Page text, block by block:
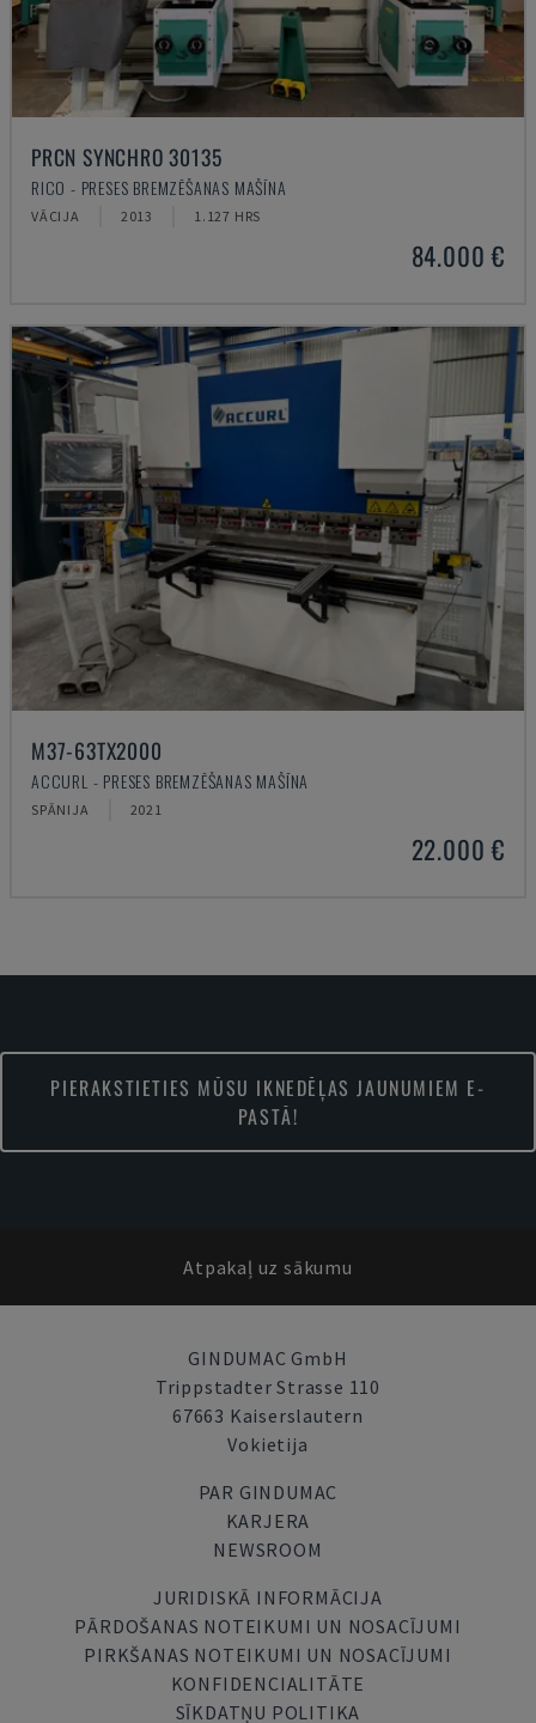
PRCN SYNCHRO 30135
RICO - PRESES BREMZĒŠANAS MAŠĪNA
VĀCIJA 2013 1.127 HRS
84.000 €
M37-63TX2000
ACCURL - PRESES BREMZĒŠANAS MAŠĪNA
SPĀNIJA 2021
22.000 €
PIERAKSTIETIES MŪSU IKNEDĒĻAS JAUNUMIEM E-
PASTĀ!
Atpakaļ uz sākumu
GINDUMAC GmbH
Trippstadter Strasse 110
67663 Kaiserslautern
Vokietija
PAR GINDUMAC
KARJERA
NEWSROOM
JURIDISKĀ INFORMĀCIJA
PĀRDOŠANAS NOTEIKUMI UN NOSACĪJUMI
PIRKŠANAS NOTEIKUMI UN NOSACĪJUMI
KONFIDENCIALITĀTE
SĪKDATŅU POLITIKA